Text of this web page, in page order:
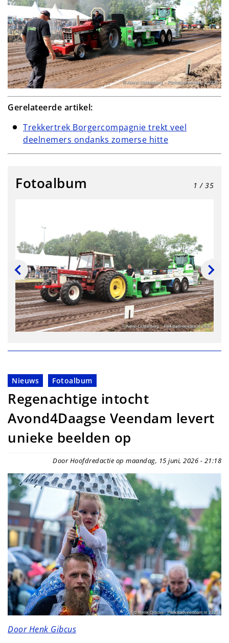
Gerelateerde artikel:
Trekkertrek Borgercompagnie trekt veel
deelnemers ondanks zomerse hitte
Fotoalbum 1 / 35
Nieuws Fotoalbum
Regenachtige intocht
Avond4Daagse Veendam levert
unieke beelden op
Door Hoofdredactie op maandag, 15 juni, 2026 - 21:18
Door Henk Gibcus